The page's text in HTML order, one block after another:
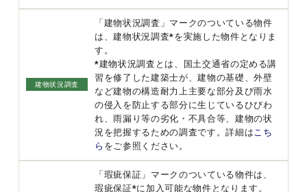
建物状況調査
「建物状況調査」マークのついている物件
は、建物状況調査*を実施した物件となりま
す。
*建物状況調査とは、国土交通省の定める講
習を修了した建築士が、建物の基礎、外壁
など建物の構造耐力上主要な部分及び雨水
の侵入を防止する部分に生じているひびわ
れ、雨漏り等の劣化・不具合等、建物の状
況を把握するための調査です。詳細は こち
ら をご参照ください。
「瑕疵保証」マークのついている物件は、
瑕疵保証*に加入可能な物件となります。